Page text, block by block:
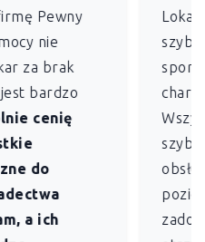
Pewny
nie
za brak
bardzo
cenię
do
a ich
Lokal